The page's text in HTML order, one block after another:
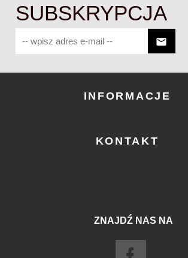
SUBSKRYPCJA
INFORMACJE
KONTAKT
sklep@ostry-sklep.pl
ZNAJDŹ NAS NA